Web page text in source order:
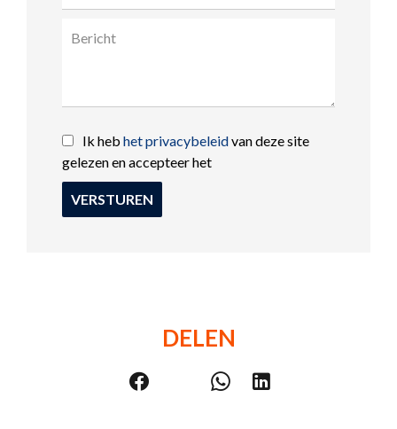
Ik heb het privacybeleidvan deze site
gelezen en accepteer het
VERSTUREN
DELEN